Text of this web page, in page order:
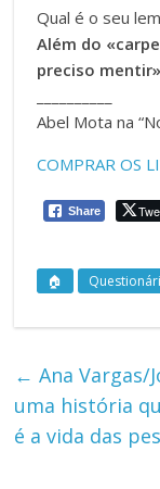
Qual é o seu
Além do
preciso
Abel Mota na
COMPRAR OS
Share
🏠
← Ana Vargas/
uma história
é a vida das